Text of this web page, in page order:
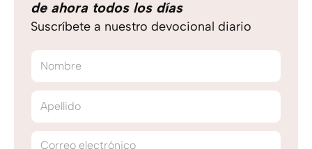
de ahora todos los días
Suscríbete a nuestro devocional diario
Nombre
Apellido
Correo electrónico